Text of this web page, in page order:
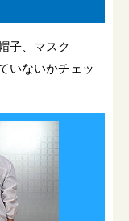
子、マスク
いないかチェッ